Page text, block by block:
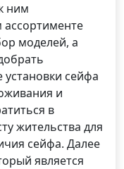
ним
моделей, а
сейфа
и
в
жительства для
сейфа. Далее
является